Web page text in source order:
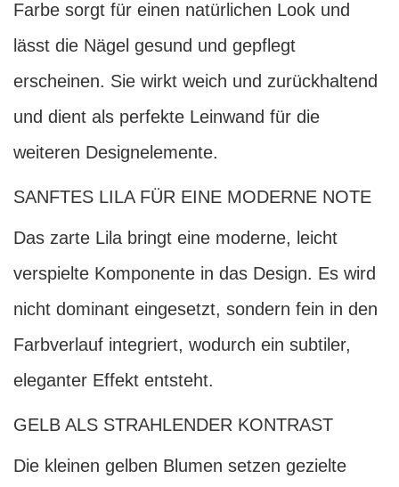
Farbe sorgt für einen natürlichen Look und
lässt die Nägel gesund und gepflegt
erscheinen. Sie wirkt weich und zurückhaltend
und dient als perfekte Leinwand für die
weiteren Designelemente.
SANFTES LILA FÜR EINE MODERNE NOTE
Das zarte Lila bringt eine moderne, leicht
verspielte Komponente in das Design. Es wird
nicht dominant eingesetzt, sondern fein in den
Farbverlauf integriert, wodurch ein subtiler,
eleganter Effekt entsteht.
GELB ALS STRAHLENDER KONTRAST
Die kleinen gelben Blumen setzen gezielte